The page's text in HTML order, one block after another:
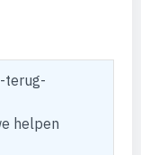
terug-
helpen